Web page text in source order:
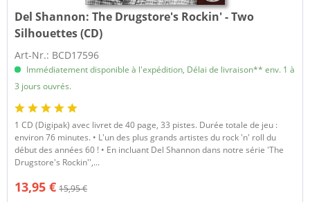
Del Shannon:The Drugstore's Rockin' - Two
Silhouettes (CD)
Art-Nr.: BCD17596
Immédiatement disponible à l'expédition, Délai de livraison** env. 1 à
3 jours ouvrés.
1 CD (Digipak) avec livret de 40 page, 33 pistes. Durée totale de jeu :
environ 76 minutes. • L'un des plus grands artistes du rock 'n' roll du
début des années 60 ! • En incluant Del Shannon dans notre série 'The
Drugstore's Rockin'',...
13,95 € 15,95 €